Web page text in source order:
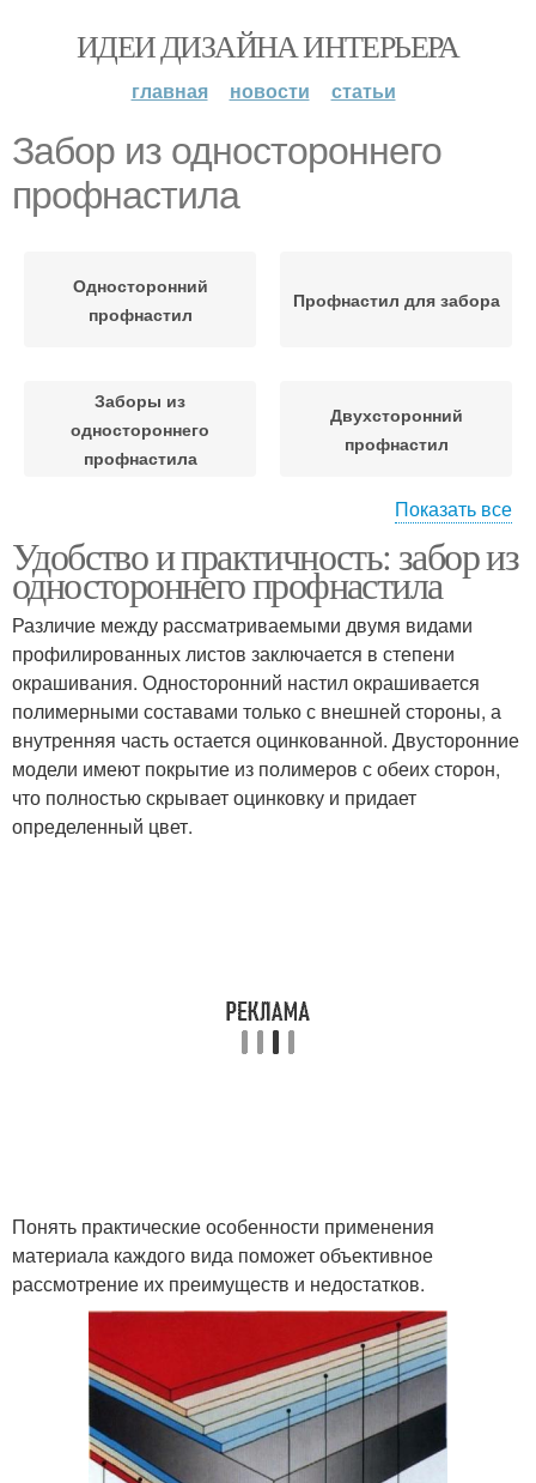
ИДЕИ ДИЗАЙНА ИНТЕРЬЕРА
главная новости статьи
Забор из одностороннего
профнастила
Односторонний
профнастил
Профнастил для забора
Заборы из
одностороннего
профнастила
Двухсторонний
профнастил
Профнастил для
заборов
Материалы для
заборов
Забор из профнастила
Показать все
Удобство и практичность: забор из
одностороннего профнастила
Различие между рассматриваемыми двумя видами
профилированных листов заключается в степени
окрашивания. Односторонний настил окрашивается
полимерными составами только с внешней стороны, а
внутренняя часть остается оцинкованной. Двусторонние
модели имеют покрытие из полимеров с обеих сторон,
что полностью скрывает оцинковку и придает
определенный цвет.
Понять практические особенности применения
материала каждого вида поможет объективное
рассмотрение их преимуществ и недостатков.